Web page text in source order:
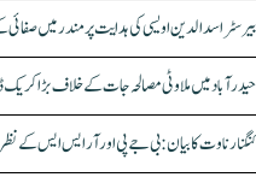
بیرسٹر اسدالدین اویسی کی ہدایت پر مندر میں صفائی
حیدرآباد میں ملاوٹی مصالحہ جات کے خلاف بڑا کریک ڈاؤن، 25 ٹن سے زائد مصالحے
کنگنا رناوت کا بیان: بی جے پی اور آر ایس ایس کے